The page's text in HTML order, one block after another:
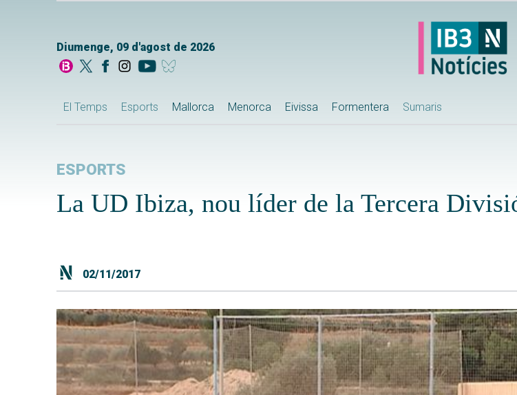
Diumenge, 09 d'agost de 2026
El Temps Esports Mallorca Menorca Eivissa Formentera Sumaris
ESPORTS
La UD Ibiza, nou líder de la Tercera
02/11/2017